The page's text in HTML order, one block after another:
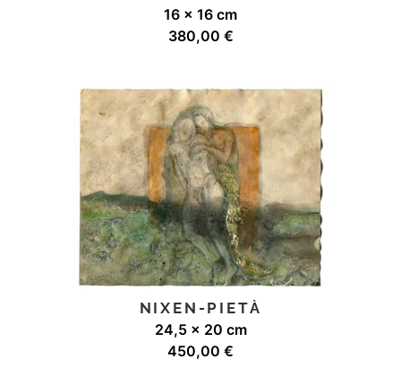
16 x 16 cm
380,00 €
NIXEN-PIETÀ
24,5 x 20 cm
450,00 €